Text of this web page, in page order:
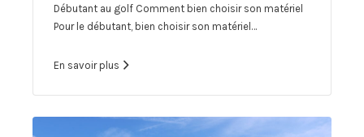
Débutant au golf Comment bien choisir son matériel
Pour le débutant, bien choisir son matériel…
En savoir plus